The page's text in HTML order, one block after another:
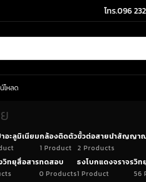
โทร.096
โหลด
าอะลูมิเนียมกล้องติดตัว
1 Product
ขั้วต่อสายนำสัญญา
2 Products
ทยุสื่อสารทดสอบ
0 Products
ธงโบกแดงจราจร
1 Product
วิท
56